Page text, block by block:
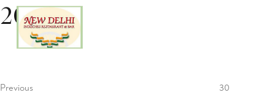
20
Post
navigation
Previous
Previous
30